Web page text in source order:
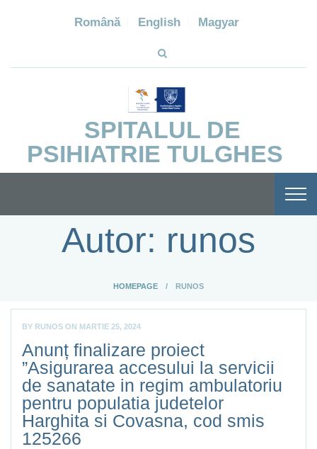
Română English Magyar
SPITALUL DE
PSIHIATRIE TULGHES
Autor: runos
HOMEPAGE RUNOS
BY RUNOS ON MARTIE 25, 2024
Anunț finalizare proiect
”Asigurarea accesului la servicii
de sanatate in regim ambulatoriu
pentru populatia judetelor
Harghita si Covasna, cod smis
125266